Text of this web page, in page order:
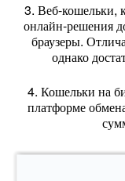
3. Веб-кошельки,
онлайн-решения
браузеры.
однако
4. Кошельки на
платформе